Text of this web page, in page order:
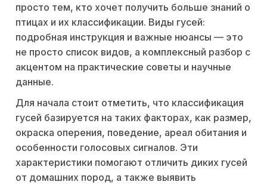
просто тем, кто хочет получить больше знаний о
птицах и их классификации. Виды гусей:
подробная инструкция и важные нюансы — это
не просто список видов, а комплексный разбор с
акцентом на практические советы и научные
данные.
Для начала стоит отметить, что классификация
гусей базируется на таких факторах, как размер,
окраска оперения, поведение, ареал обитания и
особенности голосовых сигналов. Эти
характеристики помогают отличить диких гусей
от домашних пород, а также выявить